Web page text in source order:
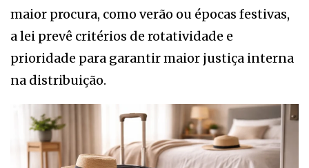
maior procura, como verão ou épocas festivas,
a lei prevê critérios de rotatividade e
prioridade para garantir maior justiça interna
na distribuição.